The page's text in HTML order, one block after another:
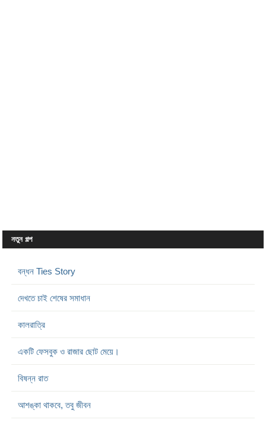
নতুন গল্প
বন্ধন Ties Story
দেখতে চাই শেষের সমাধান
কালরাত্রি
একটি ফেসবুক ও রাজার ছোট মেয়ে।
বিষন্ন রাত
আশঙ্কা থাকবে, তবু জীবন